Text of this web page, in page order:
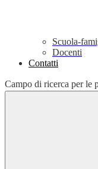
Scuola-
Docenti
Contatti
Campo di ricerca per le